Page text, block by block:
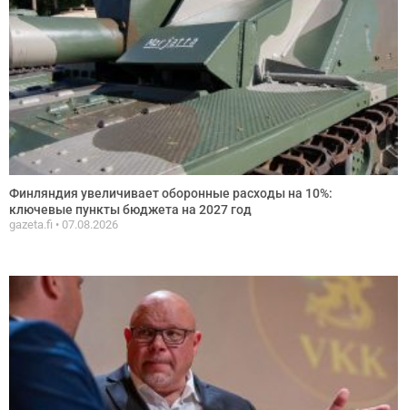
Финляндия увеличивает оборонные расходы на 10%:
ключевые пункты бюджета на 2027 год
gazeta.fi 07.08.2026